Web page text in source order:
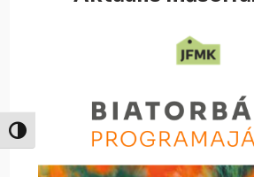
Nagy kontraszt váltása